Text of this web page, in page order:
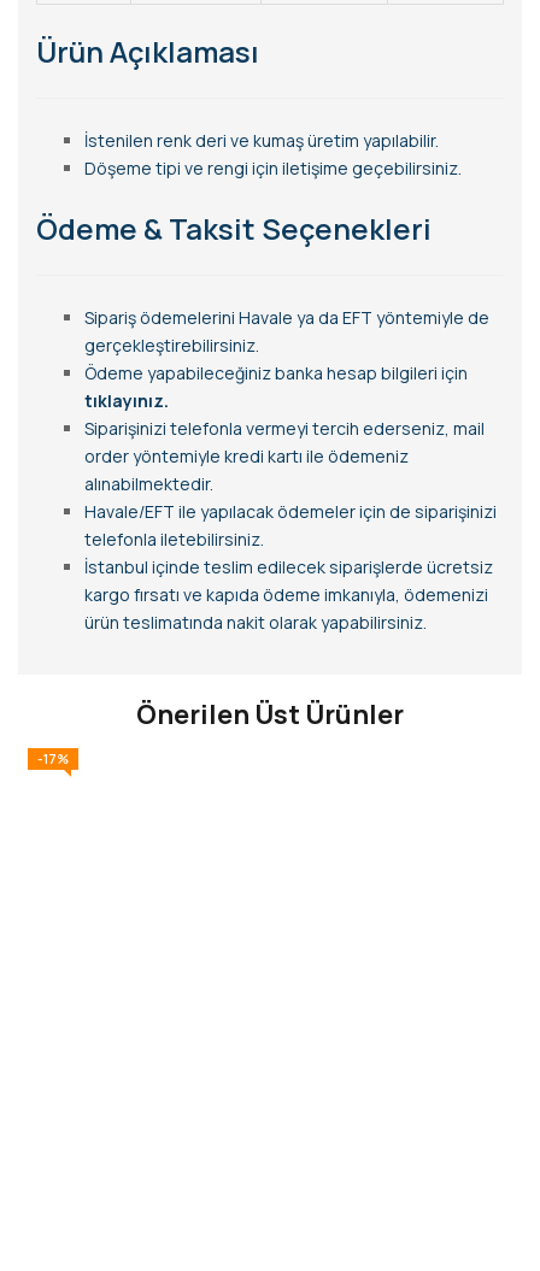
Ürün Açıklaması
İstenilen renk deri ve kumaş üretim yapılabilir.
Döşeme tipi ve rengi için iletişime geçebilirsiniz.
Ödeme & Taksit Seçenekleri
Sipariş ödemelerini Havale ya da EFT yöntemiyle de
gerçekleştirebilirsiniz.
Ödeme yapabileceğiniz banka hesap bilgileri için
tıklayınız.
Siparişinizi telefonla vermeyi tercih ederseniz, mail
order yöntemiyle kredi kartı ile ödemeniz
alınabilmektedir.
Havale/EFT ile yapılacak ödemeler için de siparişinizi
telefonla iletebilirsiniz.
İstanbul içinde teslim edilecek siparişlerde ücretsiz
kargo fırsatı ve kapıda ödeme imkanıyla, ödemenizi
ürün teslimatında nakit olarak yapabilirsiniz.
Önerilen Üst Ürünler
-17%